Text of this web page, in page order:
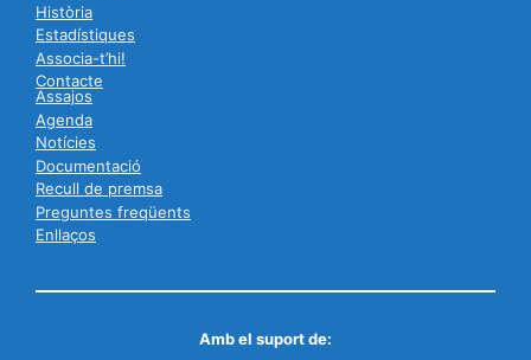
Història
Estadístiques
Associa-t’hi!
Contacte
Assajos
Agenda
Notícies
Documentació
Recull de premsa
Preguntes freqüents
Enllaços
Amb el suport de: